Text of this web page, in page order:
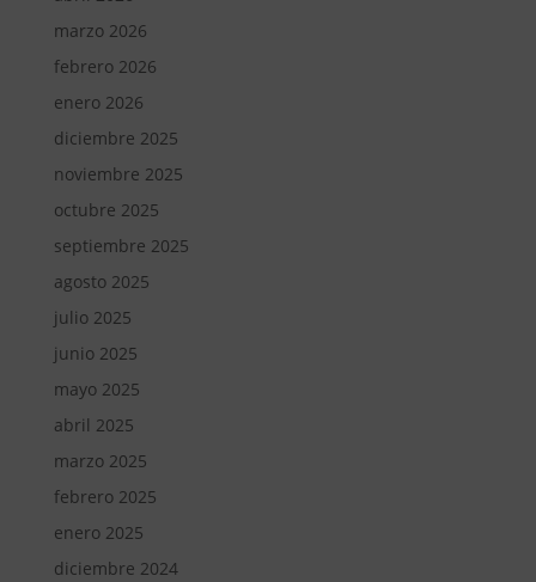
marzo 2026
febrero 2026
enero 2026
diciembre 2025
noviembre 2025
octubre 2025
septiembre 2025
agosto 2025
julio 2025
junio 2025
mayo 2025
abril 2025
marzo 2025
febrero 2025
enero 2025
diciembre 2024